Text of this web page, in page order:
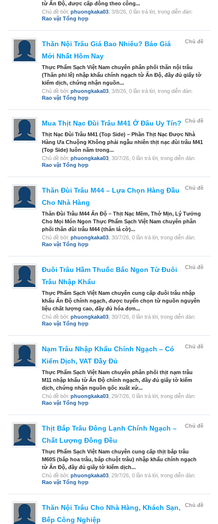
từ Ấn Độ, được cấp đông theo công...
Chủ đề bởi: phuongkaka03 3/8/26 , 0 lần trả lời, trong diễn đàn:
Rao vặt Tổng hợp
Chủ đề
Thăn Nội Trâu Giá Bao Nhiêu? Báo Giá
Mới Nhất Hôm Nay
Thực Phẩm Sạch Việt Nam chuyên phân phối thăn nội trâu
(Thăn phi lê) nhập khẩu chính ngạch từ Ấn Độ, đầy đủ giấy tờ
kiểm dịch, chứng nhận nguồn...
Chủ đề bởi: phuongkaka03 3/8/26 , 0 lần trả lời, trong diễn đàn:
Rao vặt Tổng hợp
Chủ đề
Mua Thịt Nạc Đùi Trâu M41 Ở Đâu Uy Tín?
Thịt Nạc Đùi Trâu M41 (Top Side) – Phần Thịt Nạc Được Nhà
Hàng Ưa Chuộng Không phải ngẫu nhiên thịt nạc đùi trâu M41
(Top Side) luôn nằm trong...
Chủ đề bởi: phuongkaka03 30/7/26 , 0 lần trả lời, trong diễn đàn:
Rao vặt Tổng hợp
Chủ đề
Thăn Đùi Trâu M44 – Lựa Chọn Hàng Đầu
Cho Nhà Hàng
Thăn Đùi Trâu M44 Ấn Độ – Thịt Nạc Mềm, Thớ Mịn, Lý Tưởng
Cho Mọi Món Ngon Thực Phẩm Sạch Việt Nam chuyên phân
phối thăn đùi trâu M44 (thăn lá cờ)...
Chủ đề bởi: phuongkaka03 30/7/26 , 0 lần trả lời, trong diễn đàn:
Rao vặt Tổng hợp
Chủ đề
Đuôi Trâu Hầm Thuốc Bắc Ngon Từ Đuôi
Trâu Nhập Khẩu
Thực Phẩm Sạch Việt Nam chuyên cung cấp đuôi trâu nhập
khẩu Ấn Độ chính ngạch, được tuyển chọn từ nguồn nguyên
liệu chất lượng cao, đầy đủ hóa đơn...
Chủ đề bởi: phuongkaka03 30/7/26 , 0 lần trả lời, trong diễn đàn:
Rao vặt Tổng hợp
Chủ đề
Nạm Trâu Nhập Khẩu Chính Ngạch – Có
Kiểm Dịch, VAT Đầy Đủ
Thực Phẩm Sạch Việt Nam chuyên phân phối thịt nạm trâu
M11 nhập khẩu từ Ấn Độ chính ngạch, đầy đủ giấy tờ kiểm
dịch, chứng nhận nguồn gốc xuất xứ...
Chủ đề bởi: phuongkaka03 29/7/26 , 0 lần trả lời, trong diễn đàn:
Rao vặt Tổng hợp
Chủ đề
Thịt Bắp Trâu Đông Lạnh Chính Ngạch –
Chất Lượng Đồng Đều
Thực Phẩm Sạch Việt Nam chuyên cung cấp thịt bắp trâu
M60S (bắp hoa trâu, bắp chuột trâu) nhập khẩu chính ngạch
từ Ấn Độ, đầy đủ giấy tờ kiểm dịch...
Chủ đề bởi: phuongkaka03 29/7/26 , 0 lần trả lời, trong diễn đàn:
Rao vặt Tổng hợp
Chủ đề
Thăn Nội Trâu Cho Nhà Hàng, Khách Sạn,
Bếp Công Nghiệp